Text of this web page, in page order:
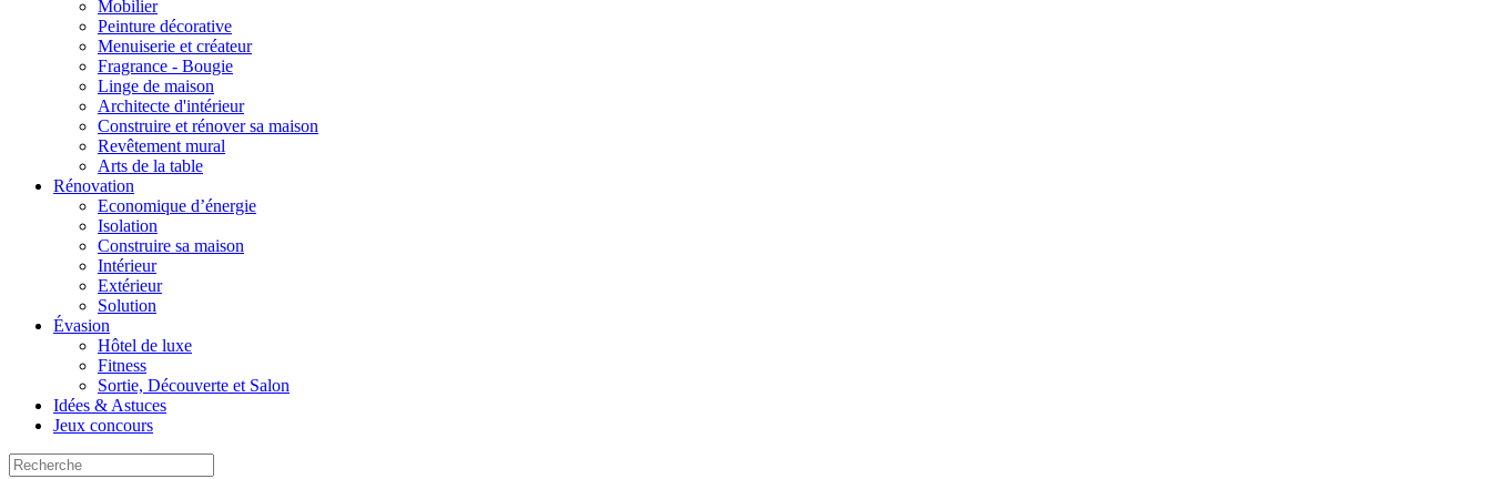
Mobilier
Peinture décorative
Menuiserie et créateur
Fragrance - Bougie
Linge de maison
Architecte d'intérieur
Construire et rénover sa maison
Revêtement mural
Arts de la table
Rénovation
Economique d’énergie
Isolation
Construire sa maison
Intérieur
Extérieur
Solution
Évasion
Hôtel de luxe
Fitness
Sortie, Découverte et Salon
Idées & Astuces
Jeux concours